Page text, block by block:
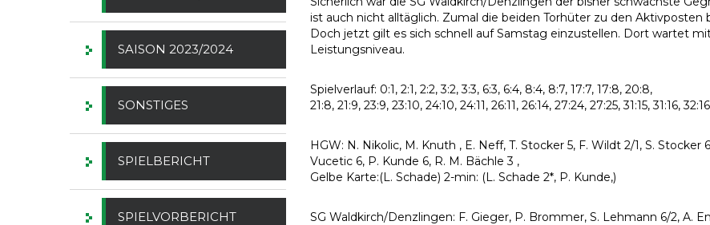
ist auch nicht alltäglich. Zumal die beiden Torhüter zu den Aktivposten
Doch jetzt gilt es sich schnell auf Samstag einzustellen. Dort wartet
Leistungsniveau.
Spielverlauf: 0:1, 2:1, 2:2, 3:2, 3:3, 6:3, 6:4, 8:4, 8:7, 17:7, 17:8, 20:8,
21:8, 21:9, 23:9, 23:10, 24:10, 24:11, 26:11, 26:14, 27:24, 27:25, 31:15, 31:16,
HGW: N. Nikolic, M. Knuth , E. Neff, T. Stocker 5, F. Wildt 2/1, S. Stocker
Vucetic 6, P. Kunde 6, R. M. Bächle 3 ,
Gelbe Karte:(L. Schade) 2-min: (L. Schade 2*, P. Kunde,)
SG Waldkirch/Denzlingen: F. Gieger, P. Brommer, S. Lehmann 6/2, A.
SAISON 2023/2024
SONSTIGES
SPIELBERICHT
SPIELVORBERICHT